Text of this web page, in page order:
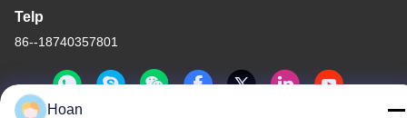
Telp
86--18740357801
Hoan